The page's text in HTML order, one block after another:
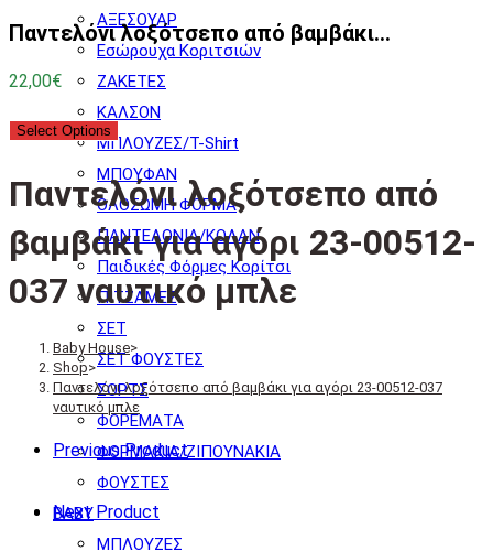
ΑΞΕΣΟΥΑΡ
Εσώρουχα Κοριτσιών
ΖΑΚΕΤΕΣ
ΚΑΛΣΟΝ
ΜΠΛΟΥΖΕΣ/T-Shirt
ΜΠΟΥΦΑΝ
ΟΛΟΣΩΜΗ ΦΟΡΜΑ
ΠΑΝΤΕΛΟΝΙΑ/ΚΟΛΑΝ
Παιδικές Φόρμες Κορίτσι
ΠΙΤΖΑΜΕΣ
ΣΕΤ
ΣΕΤ ΦΟΥΣΤΕΣ
ΣΟΡΤΣ
ΦΟΡΕΜΑΤΑ
ΦΟΡΜΑΚΙΑ/ΖΙΠΟΥΝΑΚΙΑ
ΦΟΥΣΤΕΣ
BABY
ΜΠΛΟΥΖΕΣ
Παντελόνι λοξότσεπο από βαμβάκι…
22,00€
Select Options
Παντελόνι λοξότσεπο από
βαμβάκι για αγόρι 23-00512-
037 ναυτικό μπλε
Baby House>
Shop>
Παντελόνι λοξότσεπο από βαμβάκι για αγόρι 23-00512-037
ναυτικό μπλε
Previous Product
Next Product